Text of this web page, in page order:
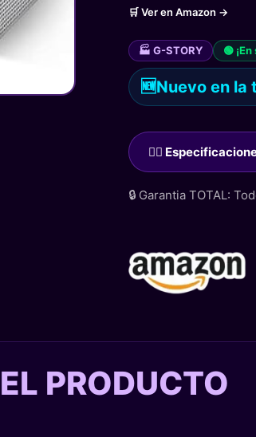
🛒 Ver en Amazon →
🏭 G-STORY 🟢
🆕Nuevo en la
🙋‍♂️
🔒 Garantia TOTAL:
PRODUCTO